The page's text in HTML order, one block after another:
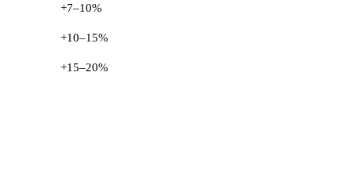
+7–10%
+10–15%
+15–20%